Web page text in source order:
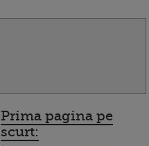
Prima pagina pe
scurt: